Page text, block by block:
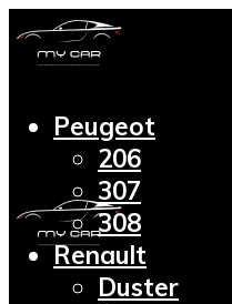
Peugeot
206
307
308
Renault
Duster